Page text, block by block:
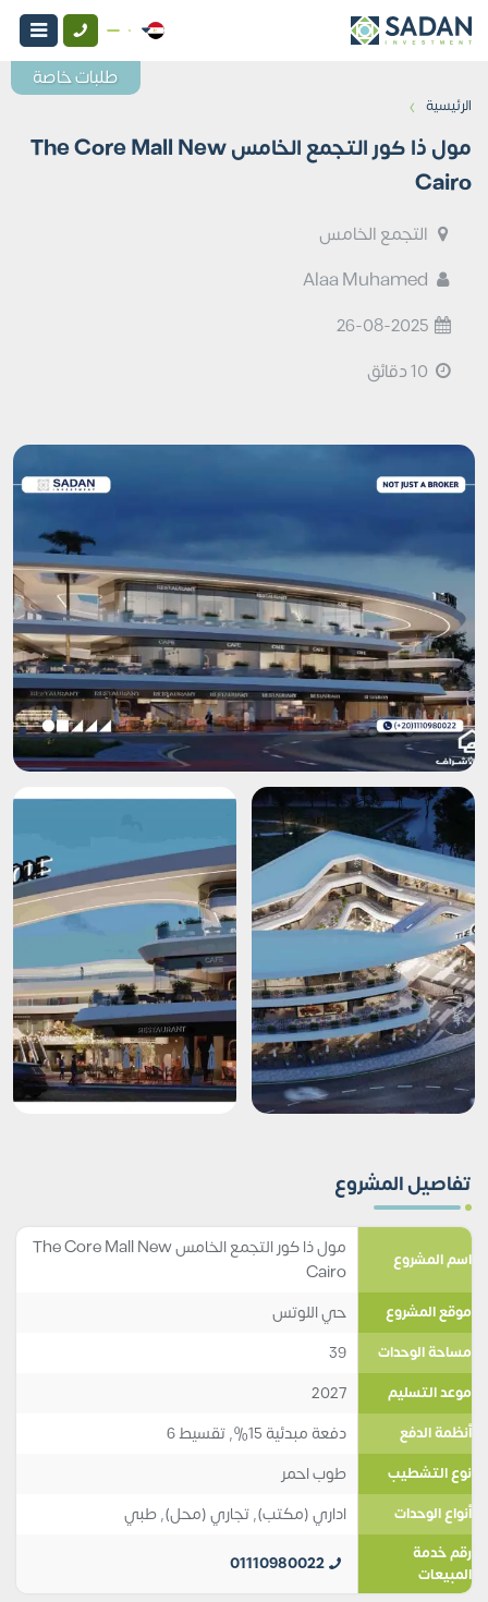
الرئيسية ›
مول ذا كور التجمع الخامس The Core Mall New
Cairo
التجمع الخامس
26-08-2025
تفاصيل المشروع
اسم المشروع
مول ذا كور التجمع الخامس The Core Mall New
Cairo
موقع المشروع حي اللوتس
مساحة الوحدات 39
موعد التسليم 2027
أنظمة الدفع دفعة مبدئية 15%, تقسيط 6
نوع التشطيب طوب احمر
أنواع الوحدات اداري (مكتب),تجاري (محل),طبي
رقم خدمة
المبيعات
01110980022
طلبات خاصة